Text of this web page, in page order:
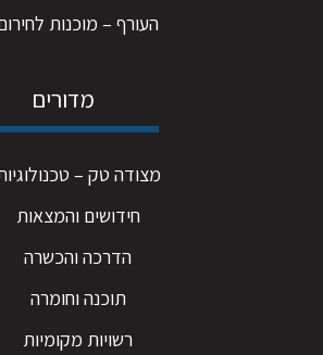
העורף – מוכנות
מדורים
מצודה טק –
חידושים והמצאות
הדרכה והכשרה
תוכנה וחומרה
רשויות מקומיות